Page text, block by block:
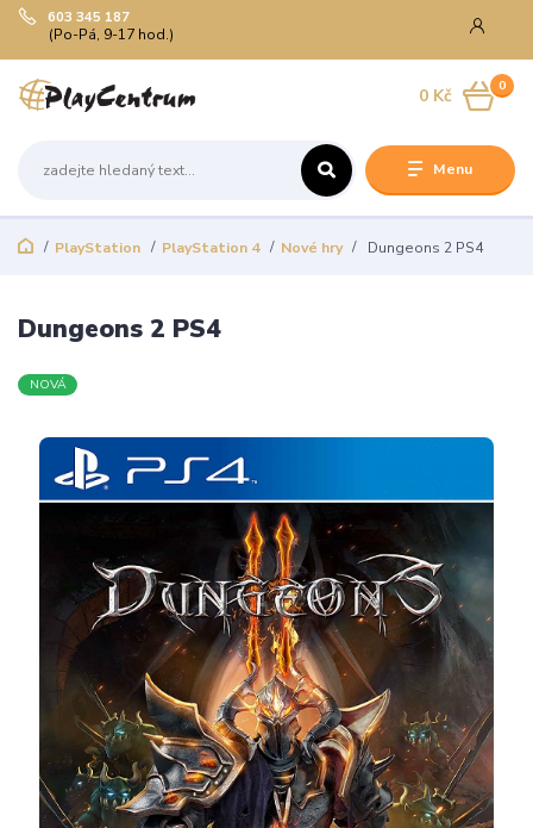
Menu
603 345 187
(Po-Pá, 9-17 hod.)
0
0 Kč
PlayStation PlayStation 4 Nové hry Dungeons 2 PS4
Dungeons 2 PS4
NOVÁ